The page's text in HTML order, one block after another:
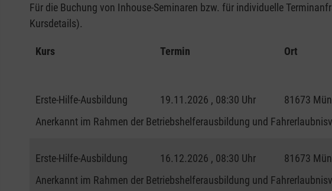
Für die Buchung von Inhouse-Seminaren bzw. für individuelle
Kursdetails).
Kurs Termin Ort
Erste-Hilfe-Ausbildung 19.11.2026 , 08:30 Uhr 81673
Anerkannt im Rahmen der Betriebshelferausbildung und
Erste-Hilfe-Ausbildung 16.12.2026 , 08:30 Uhr 81673
Anerkannt im Rahmen der Betriebshelferausbildung und